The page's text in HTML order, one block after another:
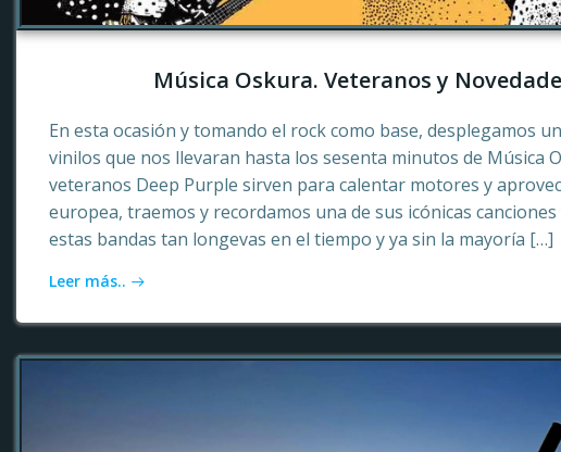
Música Oskura. Veteranos y
En esta ocasión y tomando el rock como base, desplegamos
vinilos que nos llevaran hasta los sesenta minutos de Música
veteranos Deep Purple sirven para calentar motores y
europea, traemos y recordamos una de sus icónicas
estas bandas tan longevas en el tiempo y ya sin la mayoría […]
Leer más..